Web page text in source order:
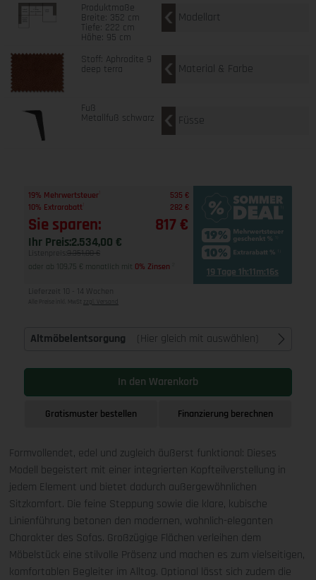
Produktmaße
Breite: 352 cm
Tiefe: 222 cm
Höhe: 95 cm
Modellart
Stoff: Aphrodite 9
deep terra Material & Farbe
Fuß
Metallfuß schwarz Füsse
19% Mehrwertsteuer
535 €
10% Extrarabatt
282 €
Sie sparen: 817 €
Ihr Preis:2.534,00 €
Listenpreis: 3.351,00 €
oder ab 109,75 € monatlich mit 0% Zinsen 19 Tage 1h:11m:16s
Lieferzeit 10 - 14 Wochen
Alle Preise inkl. MwSt zzgl. Versand
Altmöbelentsorgung (Hier gleich mit auswählen)
In den Warenkorb
Gratismuster bestellen Finanzierung berechnen
Formvollendet, edel und zugleich äußerst funktional: Dieses
Modell begeistert mit einer integrierten Kopfteilverstellung in
jedem Element und bietet dadurch außergewöhnlichen
Sitzkomfort. Die feine Steppung sowie die klare, kubische
Linienführung betonen den modernen, wohnlich-eleganten
Charakter des Sofas. Großzügige Flächen verleihen dem
Möbelstück eine stilvolle Präsenz und machen es zum vielseitigen,
komfortablen Begleiter im Alltag. Optional lässt sich zudem die